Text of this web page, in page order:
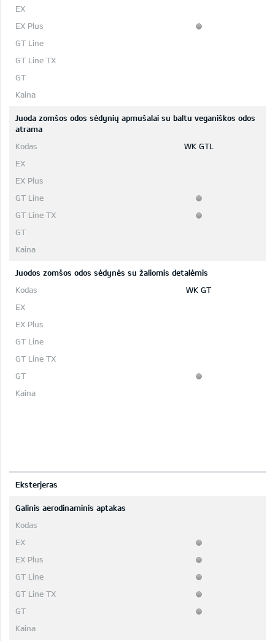
Juoda zomšos odos sėdynių apmušalai su baltu veganiškos odos
atrama
WK GTL
Juodos zomšos odos sėdynės su žaliomis detalėmis
WK GT
Eksterjeras
Galinis aerodinaminis aptakas